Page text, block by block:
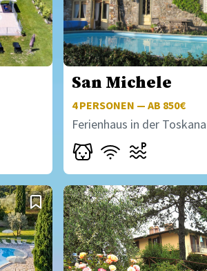
San Michele
4PERSONEN — AB 850€
Ferienhaus in der Toskana